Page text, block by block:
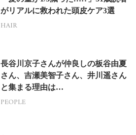
がリアルに救われた頭皮ケア3選
HAIR
長谷川京子さんが仲良しの板谷由夏
さん、吉瀬美智子さん、井川遥さん
と集まる理由は…
PEOPLE